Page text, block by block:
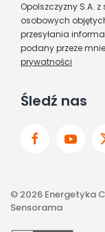
Opolszczyzny S.A.
osobowych
przesyłania
podany przeze
prywatności
Śledź nas
© 2026 Energetyka
Sensorama